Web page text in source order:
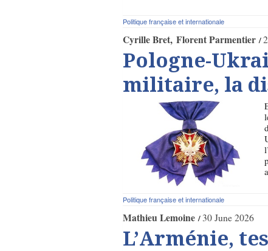
Politique française et internationale
Cyrille Bret Florent Parmentier
Pologne-
militaire, la
Politique française et internationale
Mathieu Lemoine 30 June 2026
L’Arménie,